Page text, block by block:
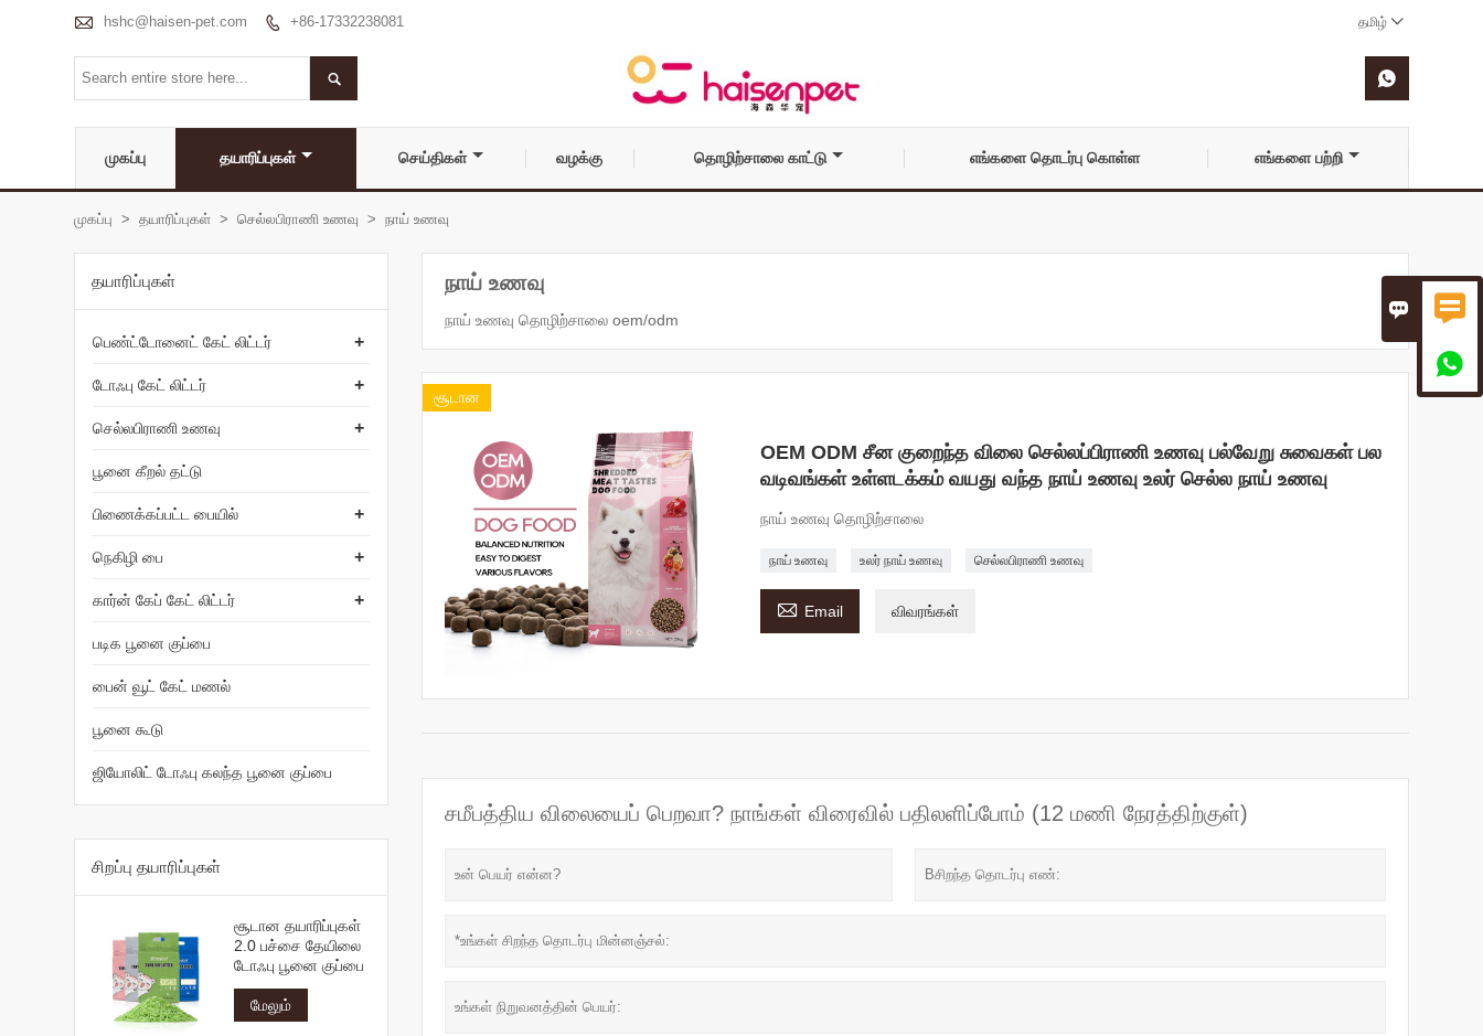
 

 hshc@haisen-pet.com  +86-17332238081 தமிழ் 


முகப்பு தயாரிப்புகள் செய்திகள் வழக்கு தொழிற்சாலை காட்டு எங்களை தொடர்பு கொள்ள எங்களை பற்றி
முகப்பு > தயாரிப்புகள் > செல்லபிராணி உணவு > நாய் உணவு
நாய் உணவு
நாய் உணவு தொழிற்சாலை oem/odm
சூடான
OEM ODM சீன குறைந்த விலை செல்லப்பிராணி உணவு பல்வேறு சுவைகள் பல
வடிவங்கள் உள்ளடக்கம் வயது வந்த நாய் உணவு உலர் செல்ல நாய் உணவு
நாய் உணவு தொழிற்சாலை
நாய் உணவு உலர் நாய் உணவு செல்லபிராணி உணவு
 Email விவரங்கள்
சமீபத்திய விலையைப் பெறவா? நாங்கள் விரைவில் பதிலளிப்போம் (12 மணி நேரத்திற்குள்)
தயாரிப்புகள்
+
பெண்ட்டோனைட் கேட் லிட்டர்
+
டோஃபு கேட் லிட்டர்
+
செல்லபிராணி உணவு
பூனை கீறல் தட்டு
+
பிணைக்கப்பட்ட பையில்
+
நெகிழி பை
+
கார்ன் கேப் கேட் லிட்டர்
படிக பூனை குப்பை
பைன் வூட் கேட் மணல்
பூனை கூடு
ஜியோலிட் டோஃபு கலந்த பூனை குப்பை
சிறப்பு தயாரிப்புகள்
சூடான தயாரிப்புகள்
2.0 பச்சை தேயிலை
டோஃபு பூனை குப்பை
மேலும்